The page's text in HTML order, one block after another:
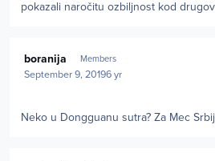
pokazali naročitu ozbiljnost kod
boranija Members
September 9, 20196 yr
Neko u Dongguanu sutra? Za Mec